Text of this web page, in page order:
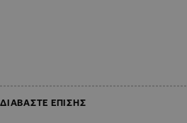
ΔΙΑΒΑΣΤΕ ΕΠΙΣΗΣ